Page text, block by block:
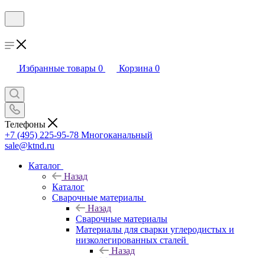
Избранные товары 0 Корзина 0
Телефоны
+7 (495) 225-95-78 Многоканальный
sale@ktnd.ru
Каталог
Назад
Каталог
Сварочные материалы
Назад
Сварочные материалы
Материалы для сварки углеродистых и
низколегированных сталей
Назад